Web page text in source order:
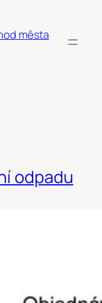
města
odpadu